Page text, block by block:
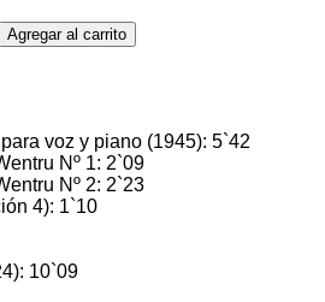
voz y piano (1945): 5`42
Nº 1: 2`09
Nº 2: 2`23
4): 1`10
10`09